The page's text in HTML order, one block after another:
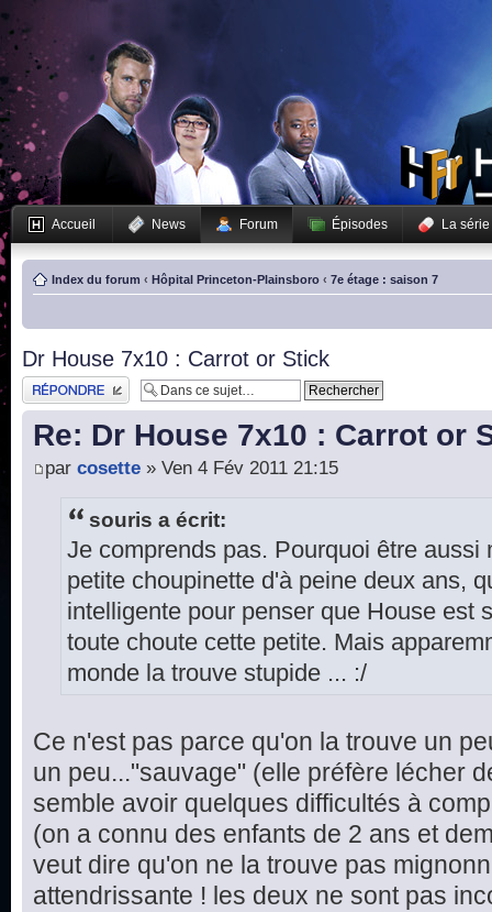
Accueil News Forum Épisodes La série
Index du forum ‹ Hôpital Princeton-Plainsboro ‹ 7e étage : saison 7
Dr House 7x10 : Carrot or Stick
Publier une réponse
Re: Dr House 7x10 : Carrot or
par cosette » Ven 4 Fév 2011 21:15
souris a écrit:
Je comprends pas. Pourquoi être aussi
petite choupinette d'à peine deux ans,
intelligente pour penser que House est
toute choute cette petite. Mais
monde la trouve stupide ... :/
Ce n'est pas parce qu'on la trouve un
un peu..."sauvage" (elle préfère lécher
semble avoir quelques difficultés à
(on a connu des enfants de 2 ans et
veut dire qu'on ne la trouve pas
attendrissante ! les deux ne sont pas